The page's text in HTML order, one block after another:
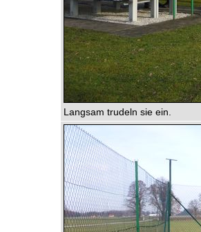
Langsam trudeln sie ein.